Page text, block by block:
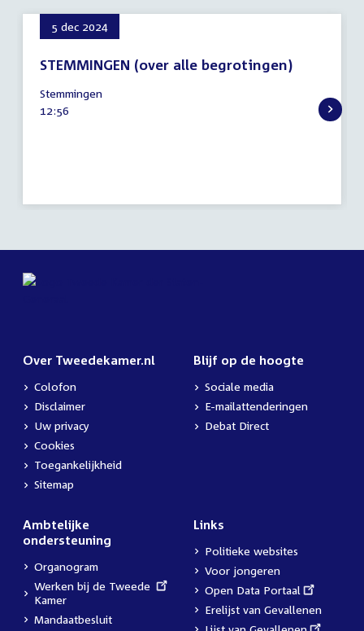
5 dec 2024
STEMMINGEN (over alle begrotingen)
december
2024
Stemmingen
Tijd
12:56
Over Tweedekamer.nl
Colofon
Disclaimer
Uw privacy
Cookies
Toegankelijkheid
Sitemap
Blijf op de hoogte
Sociale media
E-mailattenderingen
Debat Direct
Ambtelijke
ondersteuning
Organogram
External
link:
Werken bij de Tweede
Kamer
Mandaatbesluit
Links
Politieke websites
Voor jongeren
External
link:
Open Data Portaal
Erelijst van Gevallenen